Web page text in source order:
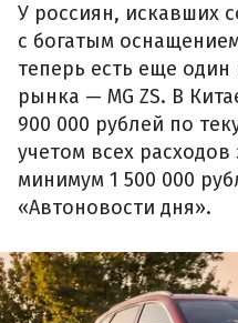
У россиян, искавших
с богатым
теперь есть еще один
рынка — MG ZS. В
900 000 рублей по
учетом всех
минимум 1 500 000
«Автоновости дня».